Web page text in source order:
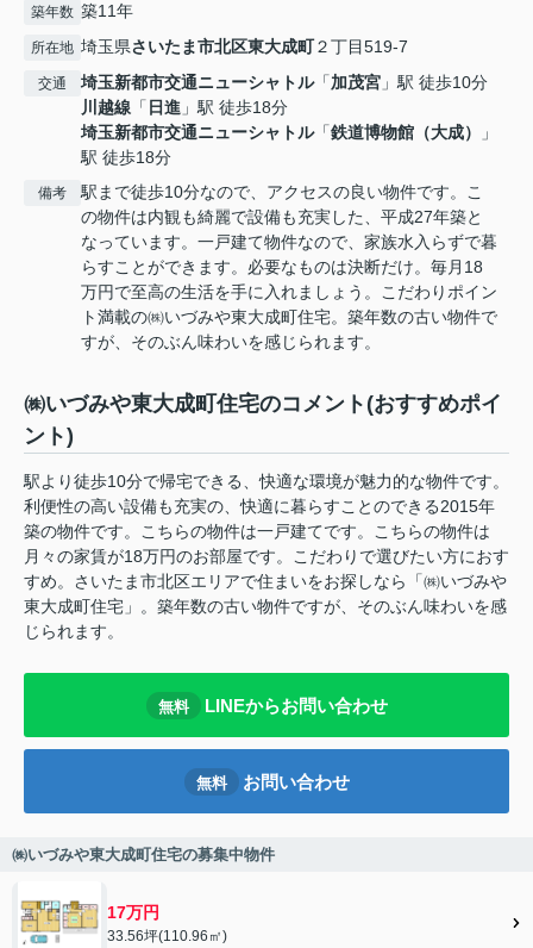
築年数 築11年
所在地 埼玉県さいたま市北区東大成町２丁目519-7
交通 埼玉新都市交通ニューシャトル「加茂宮 」駅 徒歩10分
川越線 「 日進 」駅 徒歩18分
埼玉新都市交通ニューシャトル「鉄道博物館（大成）
」
駅 徒歩18分
備考
駅まで徒歩10分なので、アクセスの良い物件です。こ
の物件は内観も綺麗で設備も充実した、平成27年築と
なっています。一戸建て物件なので、家族水入らずで暮
らすことができます。必要なものは決断だけ。毎月18
万円で至高の生活を手に入れましょう。こだわりポイン
ト満載の㈱いづみや東大成町住宅。築年数の古い物件で
すが、そのぶん味わいを感じられます。
㈱いづみや東大成町住宅のコメント(おすすめポイ
ント)
駅より徒歩10分で帰宅できる、快適な環境が魅力的な物件です。
利便性の高い設備も充実の、快適に暮らすことのできる2015年
築の物件です。こちらの物件は一戸建てです。こちらの物件は
月々の家賃が18万円のお部屋です。こだわりで選びたい方におす
すめ。さいたま市北区エリアで住まいをお探しなら「㈱いづみや
東大成町住宅」。築年数の古い物件ですが、そのぶん味わいを感
じられます。
無料 LINEからお問い合わせ
無料 お問い合わせ
㈱いづみや東大成町住宅の募集中物件
17万円
33.56坪(110.96㎡)